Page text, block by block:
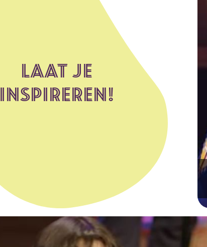
LAAT JE
INSPIREREN!